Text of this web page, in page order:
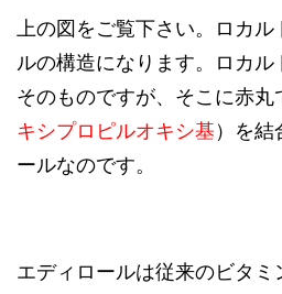
上の図をご覧下さい。ロカ
ルの構造になります。ロカ
そのものですが、そこに赤丸
キシプロピルオキシ基 ）を結
ールなのです。
エディロールは従来のビタ